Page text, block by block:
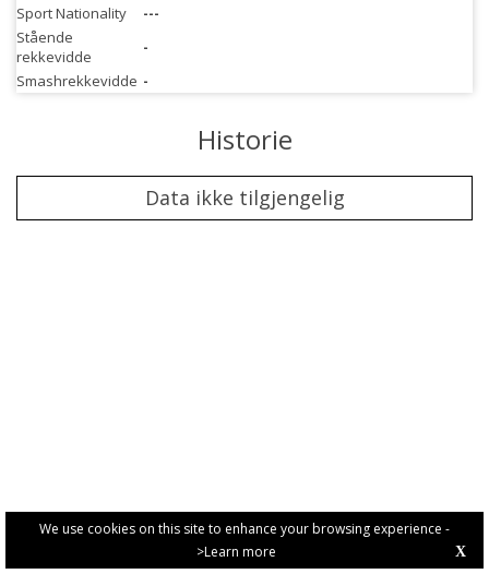
We use cookies on this site to enhance your browsing experience -
>Learn more
X
Sport Nationality
---
Stående
rekkevidde
-
Smashrekkevidde -
Historie
Data ikke tilgjengelig